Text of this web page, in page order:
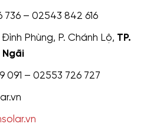
736 – 02543 842 616
Đình Phùng, P. Chánh Lộ, TP.
Ngãi
091 – 02553 726 727